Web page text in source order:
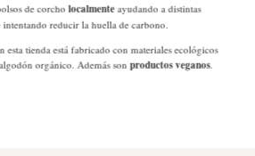
de corcho localmenteayudando a distintas
intentando reducir la huella de carbono.
esta tienda está fabricado con materiales ecológicos
orgánico. Además sonproductos veganos.